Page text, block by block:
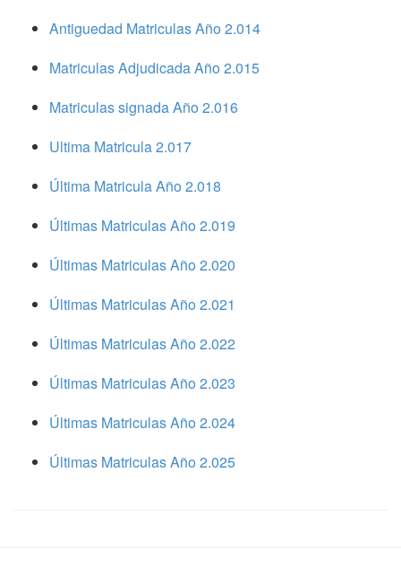
Antiguedad Matriculas Año 2.014
Matriculas Adjudicada Año 2.015
Matriculas signada Año 2.016
Ultima Matricula 2.017
Última Matricula Año 2.018
Últimas Matriculas Año 2.019
Últimas Matriculas Año 2.020
Últimas Matriculas Año 2.021
Últimas Matriculas Año 2.022
Últimas Matriculas Año 2.023
Últimas Matriculas Año 2.024
Últimas Matriculas Año 2.025